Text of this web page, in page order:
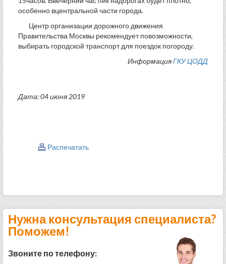
особенно вцентральной части города.
Центр организации дорожного движения
Правительства Москвы рекомендует повозможности,
выбирать городской транспорт для поездок погороду.
ИнформацияГКУ ЦОДД
Дата: 04 июня 2019
Распечатать
Нужна консультация специалиста?
Поможем!
Звоните по телефону: